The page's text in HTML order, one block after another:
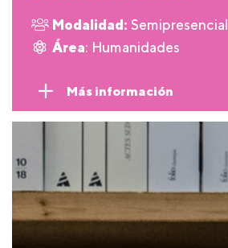
Modalidad: Semipresencial
Área: Humanidades
Más información